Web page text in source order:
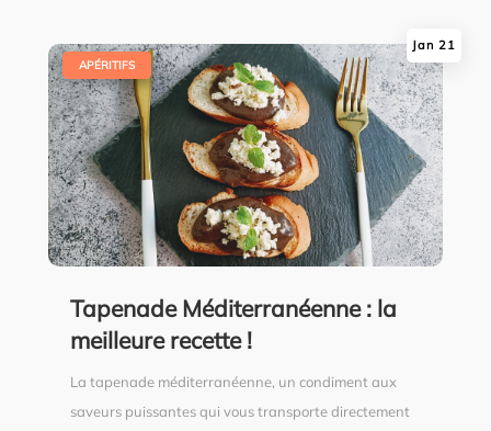
Tapenade Méditerranéenne : la
meilleure recette !
Jan 21
APÉRITIFS
La tapenade méditerranéenne, un condiment aux
saveurs puissantes qui vous transporte directement